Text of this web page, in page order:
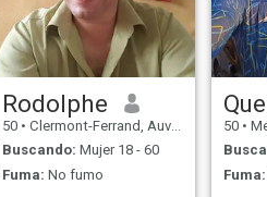
Rodolphe
50 • Clermont-Ferrand, Auvergne-Rhône-Alpes, Francia
Buscando: Mujer 18 - 60
Fuma: No fumo
50 •
Fuma: